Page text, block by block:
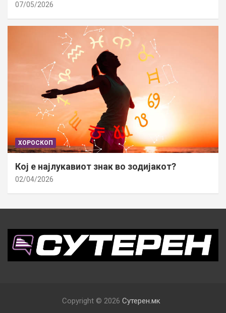
07/05/2026
ХОРОСКОП
Кој е најлукавиот знак во зодијакот?
02/04/2026
Copyright © 2026 Сутерен.мк